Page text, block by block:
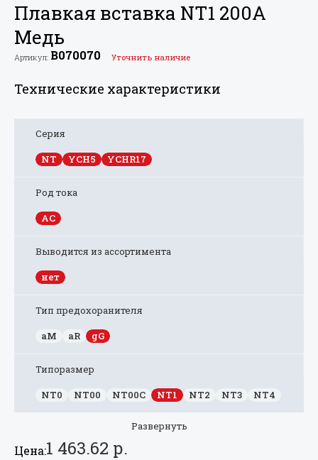
Плавкая вставка NT1 200A
Медь
Артикул: B070070 Уточнить наличие
Технические характеристики
Развернуть
Серия
NT
YCH5 YCHR17
Род тока
AC
Выводится из ассортимента
нет
Тип предохоранителя
aM
aR gG
Типоразмер
NT0
NT00 NT00C NT1 NT2 NT3 NT4
Цена:1 463.62 р.